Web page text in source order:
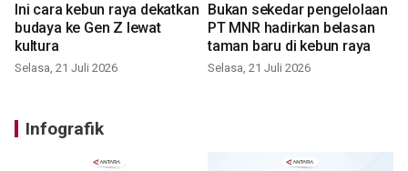
Ini cara kebun raya dekatkan
budaya ke Gen Z lewat
kultura
Selasa, 21 Juli 2026
Bukan sekedar pengelolaan
PT MNR hadirkan belasan
taman baru di kebun raya
Selasa, 21 Juli 2026
Infografik